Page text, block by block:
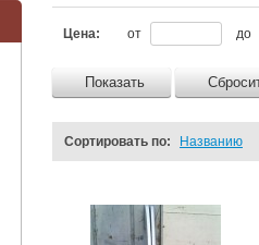
Цена: от до
Показать
Сортировать по: Названию